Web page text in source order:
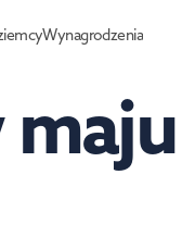
Wynagrodzenia